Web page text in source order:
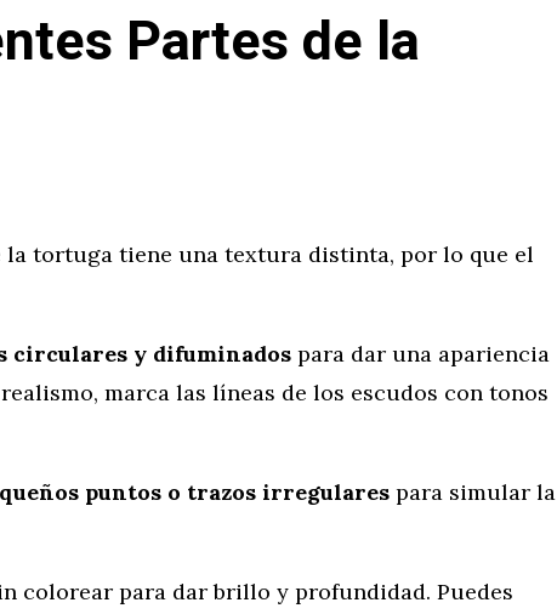
Partes de la
la tortuga tiene una textura distinta, por lo que el
circulares y difuminados para dar una apariencia
marca las líneas de los escudos con tonos
puntos o trazos irregulares para simular la
colorear para dar brillo y profundidad. Puedes